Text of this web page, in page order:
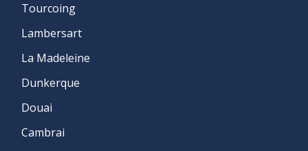
Tourcoing
Lambersart
La Madeleine
Dunkerque
Douai
Cambrai